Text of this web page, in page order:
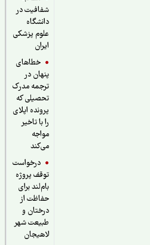
شفافیت در
دانشگاه
علوم پزشکی
خطاهای
پنهان در
ترجمه مدرک
تحصیلی که
پرونده اپلای
را با تاخیر
درخواست
توقف پروژه
بام‌لند برای
حفاظت از
درختان و
طبیعت شهر
لاهیجان